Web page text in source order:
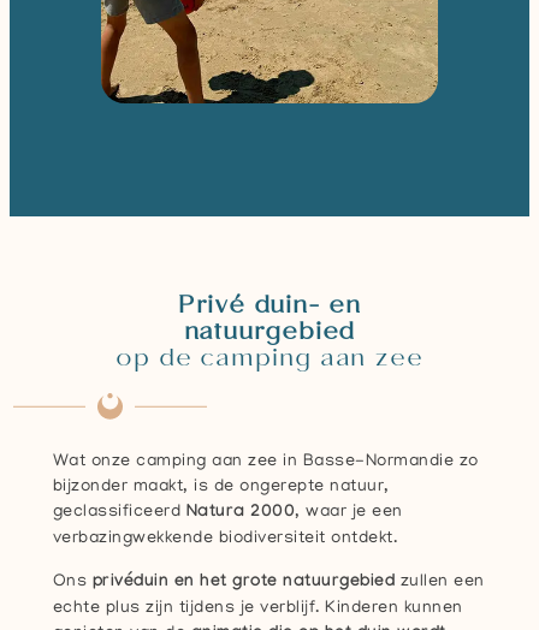
Privé duin- en
natuurgebied
op de camping aan zee
Wat onze camping aan zee in Basse-Normandie zo
bijzonder maakt, is de ongerepte natuur,
geclassificeerd Natura 2000, waar je een
verbazingwekkende biodiversiteit ontdekt.
Ons privéduin en het grote natuurgebied zullen een
echte plus zijn tijdens je verblijf. Kinderen kunnen